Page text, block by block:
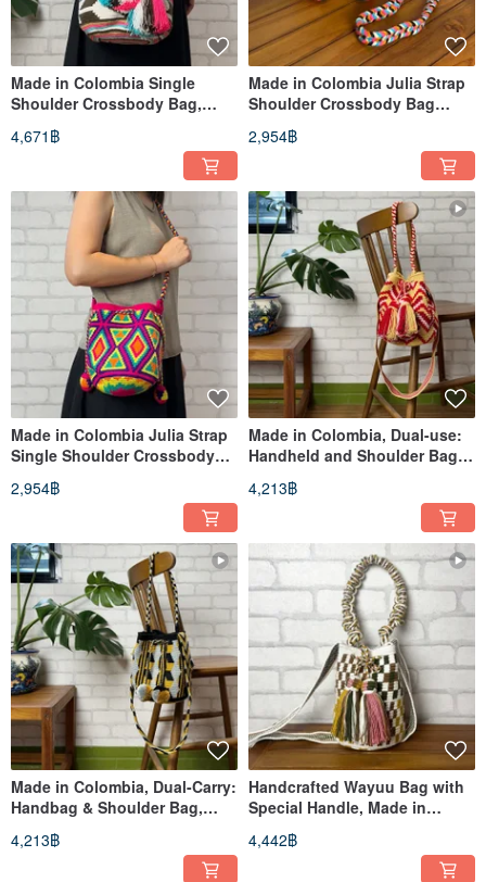
Made in Colombia Single
Shoulder Crossbody Bag,
Single Strap, Wayuu Woven
Handmade Bag, Blue Pink
4,671฿
Made in Colombia Julia Strap
Shoulder Crossbody Bag
Wayuu Woven Handmade Bag
Black Pink Gold
2,954฿
Made in Colombia Julia Strap
Single Shoulder Crossbody
Bag Wayuu Woven Handmade
Bag Pink Orange Green
2,954฿
Made in Colombia, Dual-use:
Handheld and Shoulder Bag,
Wayuu Woven Handmade
Bag, Red Gold Melody
4,213฿
Made in Colombia, Dual-Carry:
Handbag & Shoulder Bag,
Wayuu Woven Handmade
Bag, "Dance of the Bee
4,213฿
Handcrafted Wayuu Bag with
Special Handle, Made in
Colombia - Red, Yellow, Blue,
Green
4,442฿